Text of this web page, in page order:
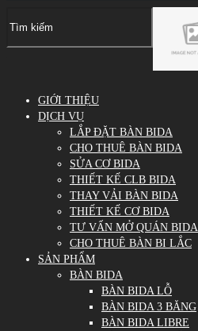
GIỚI THIỆU
DỊCH VỤ
LẮP ĐẶT BÀN BIDA
CHO THUÊ BÀN BIDA
SỬA CƠ BIDA
THIẾT KẾ CLB BIDA
THAY VẢI BÀN BIDA
THIẾT KẾ CƠ BIDA
TƯ VẤN MỞ QUÁN BIDA
CHO THUÊ BÀN BI LẮC
SẢN PHẨM
BÀN BIDA
BÀN BIDA LỖ
BÀN BIDA 3 BĂNG
BÀN BIDA LIBRE